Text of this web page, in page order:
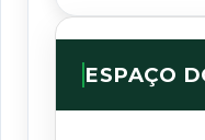
ESPAÇO